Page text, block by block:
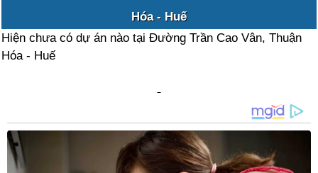
Hóa - Huế
Hiện chưa có dự án nào tại Đường Trần Cao Vân, Thuận
Hóa - Huế